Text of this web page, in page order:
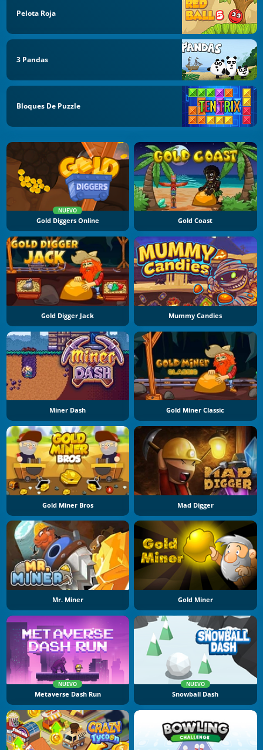
Pelota Roja
3 Pandas
Bloques De Puzzle
NUEVO
Gold Diggers Online Gold Coast
Gold Digger Jack Mummy Candies
Miner Dash Gold Miner Classic
Gold Miner Bros Mad Digger
Mr. Miner Gold Miner
NUEVO
Metaverse Dash Run
NUEVO
Snowball Dash